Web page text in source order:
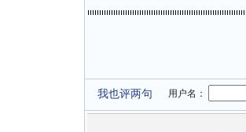
我也评两句 用户名：